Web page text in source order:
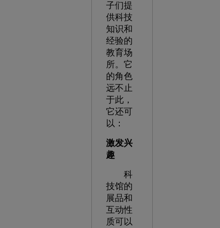
子们提
供科技
知识和
经验的
教育场
所。它
的角色
远不止
于此，
它还可
以：
激发兴
趣
科
技馆的
展品和
互动性
质可以